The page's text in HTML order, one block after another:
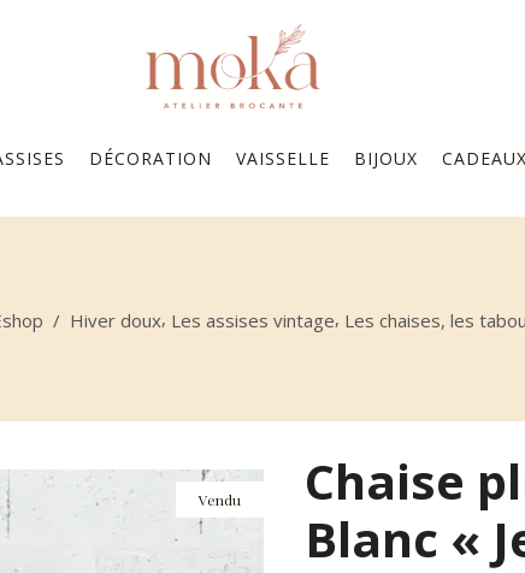
DÉCORATION VAISSELLE BIJOUX CADEAUX
/ Hiver doux, Les assises vintage, Les chaises, les
Vendu
Chaise
Blanc «